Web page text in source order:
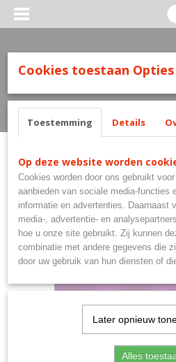
Inloggen Registreren
Home >Flights>Mission Flights>
Cookies toestaan Opties
Toestemming Details
Op deze website worden
Cookies worden door ons gebruikt
aanbieden van sociale media-functies
informatie en advertenties. Daarnaast
media-, advertentie- en
hoe u onze site gebruikt. Zij kunnen
combinatie met andere gegevens die
door uw gebruik van hun diensten of
Later opnieuw
Alles